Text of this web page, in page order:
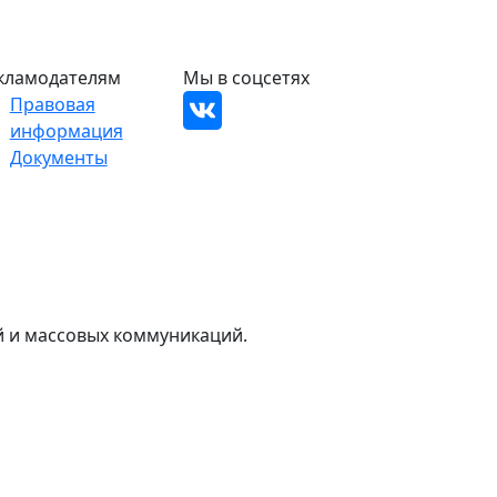
Правовая
информация
Документы
Мы в соцсетях
и массовых коммуникаций.